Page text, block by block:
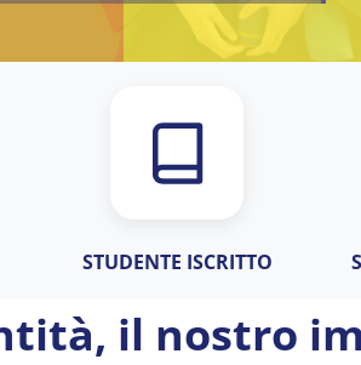
STUDENTE ISCRITTO
il nostro